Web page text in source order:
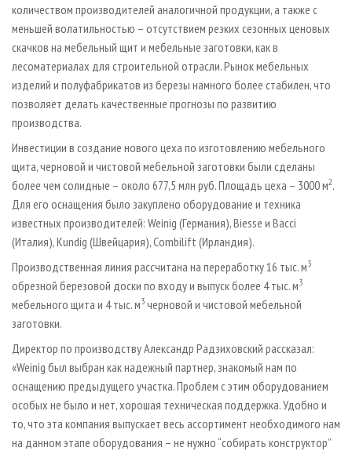
количеством производителей аналогичной продукции, а также с
меньшей волатильностью – отсутствием резких сезонных ценовых
скачков на мебельный щит и мебельные заготовки, как в
лесоматериалах для строительной отрасли. Рынок мебельных
изделий и полуфабрикатов из березы намного более стабилен, что
позволяет делать качественные прогнозы по развитию
производства.
Инвестиции в создание нового цеха по изготовлению мебельного
щита, черновой и чистовой мебельной заготовки были сделаны
более чем солидные – около 677,5 млн руб. Площадь цеха – 3000 м2.
Для его оснащения было закуплено оборудование и техника
известных производителей: Weinig (Германия), Biesse и Bacci
(Италия), Kundig (Швейцария), Combilift (Ирландия).
Производственная линия рассчитана на переработку 16 тыс. м3
обрезной березовой доски по входу и выпуск более 4 тыс. м3
мебельного щита и 4 тыс. м3 черновой и чистовой мебельной
заготовки.
Директор по производству Александр Радзиховский рассказал:
«Weinig был выбран как надежный партнер, знакомый нам по
оснащению предыдущего участка. Проблем с этим оборудованием
особых не было и нет, хорошая техническая поддержка. Удобно и
то, что эта компания выпускает весь ассортимент необходимого нам
на данном этапе оборудования – не нужно “собирать конструктор”